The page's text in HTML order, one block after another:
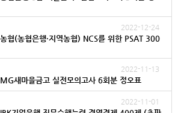
2022-12-24
협(농협은행·지역농협) NCS를 위한 PSAT 300
2022-11-13
새마을금고 실전모의고사 6회분 정오표
2022-11-01